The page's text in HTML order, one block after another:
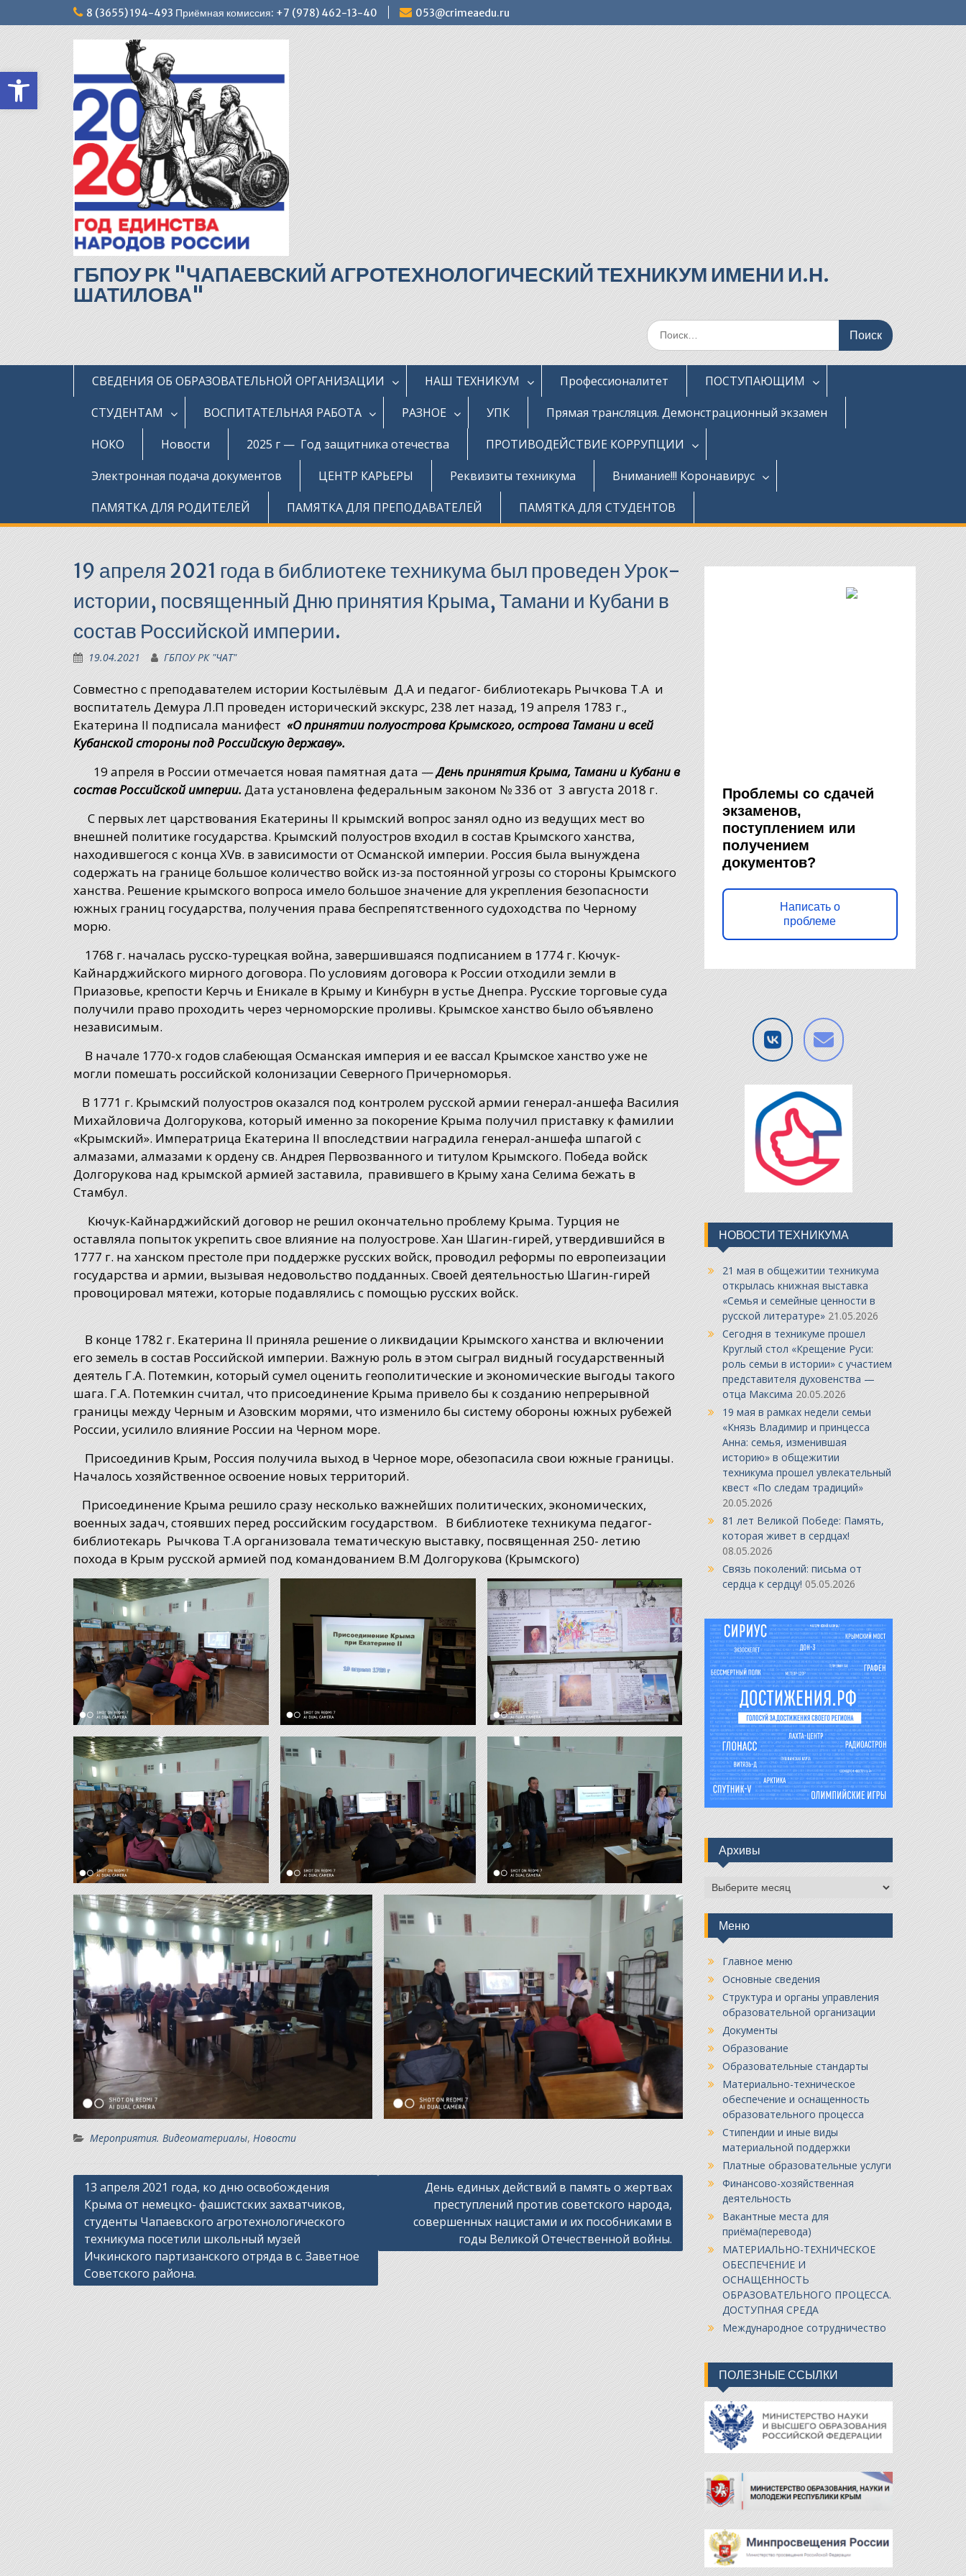
Открыть панель инструментов
к
содержимому
8 (3655) 194-493 Приёмная комиссия: +7 (978) 462-13-40 053@crimeaedu.ru
ГБПОУ РК "ЧАПАЕВСКИЙ АГРОТЕХНОЛОГИЧЕСКИЙ ТЕХНИКУМ ИМЕНИ И.Н.
ШАТИЛОВА"
Поиск
по:
СВЕДЕНИЯ ОБ ОБРАЗОВАТЕЛЬНОЙ ОРГАНИЗАЦИИ НАШ ТЕХНИКУМ Профессионалитет
ПОСТУПАЮЩИМ
СТУДЕНТАМ
ВОСПИТАТЕЛЬНАЯ РАБОТА РАЗНОЕ УПК
Прямая трансляция. Демонстрационный экзамен
НОКО
Новости 2025 г — Год защитника отечества
ПРОТИВОДЕЙСТВИЕ КОРРУПЦИИ
Электронная подача документов
ЦЕНТР КАРЬЕРЫ Реквизиты техникума
Внимание!!! Коронавирус
ПАМЯТКА ДЛЯ РОДИТЕЛЕЙ
ПАМЯТКА ДЛЯ ПРЕПОДАВАТЕЛЕЙ ПАМЯТКА ДЛЯ СТУДЕНТОВ
19 апреля 2021 года в библиотеке техникума был проведен Урок-
истории, посвященный Дню принятия Крыма, Тамани и Кубани в
состав Российской империи.
19.04.2021 ГБПОУ РК "ЧАТ"
Совместно с преподавателем истории Костылёвым Д.А и педагог- библиотекарь Рычкова Т.А и
воспитатель Демура Л.П проведен исторический экскурс, 238 лет назад, 19 апреля 1783 г.,
Екатерина II подписала манифест«О принятии полуострова Крымского, острова Тамани и всей
Кубанской стороны под Российскую державу».
19 апреля в России отмечается новая памятная дата —День принятия Крыма, Тамани и Кубани в
состав Российской империи.Дата установлена федеральным законом № 336 от 3 августа 2018 г.
С первых лет царствования Екатерины II крымский вопрос занял одно из ведущих мест во
внешней политике государства. Крымский полуостров входил в состав Крымского ханства,
находившегося с конца XVв. в зависимости от Османской империи. Россия была вынуждена
содержать на границе большое количество войск из-за постоянной угрозы со стороны Крымского
ханства. Решение крымского вопроса имело большое значение для укрепления безопасности
южных границ государства, получения права беспрепятственного судоходства по Черному
морю.
1768 г. началась русско-турецкая война, завершившаяся подписанием в 1774 г. Кючук-
Кайнарджийского мирного договора. По условиям договора к России отходили земли в
Приазовье, крепости Керчь и Еникале в Крыму и Кинбурн в устье Днепра. Русские торговые суда
получили право проходить через черноморские проливы. Крымское ханство было объявлено
независимым.
В начале 1770-х годов слабеющая Османская империя и ее вассал Крымское ханство уже не
могли помешать российской колонизации Северного Причерноморья.
В 1771 г. Крымский полуостров оказался под контролем русской армии генерал-аншефа Василия
Михайловича Долгорукова, который именно за покорение Крыма получил приставку к фамилии
«Крымский». Императрица Екатерина II впоследствии наградила генерал-аншефа шпагой с
алмазами, алмазами к ордену св. Андрея Первозванного и титулом Крымского. Победа войск
Долгорукова над крымской армией заставила, правившего в Крыму хана Селима бежать в
Стамбул.
Кючук-Кайнарджийский договор не решил окончательно проблему Крыма. Турция не
оставляла попыток укрепить свое влияние на полуострове. Хан Шагин-гирей, утвердившийся в
1777 г. на ханском престоле при поддержке русских войск, проводил реформы по европеизации
государства и армии, вызывая недовольство подданных. Своей деятельностью Шагин-гирей
провоцировал мятежи, которые подавлялись с помощью русских войск.
В конце 1782 г. Екатерина II приняла решение о ликвидации Крымского ханства и включении
его земель в состав Российской империи. Важную роль в этом сыграл видный государственный
деятель Г.А. Потемкин, который сумел оценить геополитические и экономические выгоды такого
шага. Г.А. Потемкин считал, что присоединение Крыма привело бы к созданию непрерывной
границы между Черным и Азовским морями, что изменило бы систему обороны южных рубежей
России, усилило влияние России на Черном море.
Присоединив Крым, Россия получила выход в Черное море, обезопасила свои южные границы.
Началось хозяйственное освоение новых территорий.
Присоединение Крыма решило сразу несколько важнейших политических, экономических,
военных задач, стоявших перед российским государством. В библиотеке техникума педагог-
библиотекарь Рычкова Т.А организовала тематическую выставку, посвященная 250- летию
похода в Крым русской армией под командованием В.М Долгорукова (Крымского)
Мероприятия. Видеоматериалы,Новости
Навигация
по
записям
13 апреля 2021 года, ко дню освобождения
Крыма от немецко- фашистских захватчиков,
студенты Чапаевского агротехнологического
техникума посетили школьный музей
Ичкинского партизанского отряда в с. Заветное
Советского района.
День единых действий в память о жертвах
преступлений против советского народа,
совершенных нацистами и их пособниками в
годы Великой Отечественной войны.
Проблемы со сдачей
экзаменов,
поступлением или
получением
документов?
Написать о
проблеме
НОВОСТИ ТЕХНИКУМА
21 мая в общежитии техникума
открылась книжная выставка
«Семья и семейные ценности в
русской литературе» 21.05.2026
Сегодня в техникуме прошел
Круглый стол «Крещение Руси:
роль семьи в истории» с участием
представителя духовенства —
отца Максима 20.05.2026
19 мая в рамках недели семьи
«Князь Владимир и принцесса
Анна: семья, изменившая
историю» в общежитии
техникума прошел увлекательный
квест «По следам традиций»
20.05.2026
81 лет Великой Победе: Память,
которая живет в сердцах!
08.05.2026
Связь поколений: письма от
сердца к сердцу! 05.05.2026
Архивы
Архивы
Меню
Главное меню
Основные сведения
Структура и органы управления
образовательной организации
Документы
Образование
Образовательные стандарты
Материально-техническое
обеспечение и оснащенность
образовательного процесса
Стипендии и иные виды
материальной поддержки
Платные образовательные услуги
Финансово-хозяйственная
деятельность
Вакантные места для
приёма(перевода)
МАТЕРИАЛЬНО-ТЕХНИЧЕСКОЕ
ОБЕСПЕЧЕНИЕ И
ОСНАЩЕННОСТЬ
ОБРАЗОВАТЕЛЬНОГО ПРОЦЕССА.
ДОСТУПНАЯ СРЕДА
Международное сотрудничество
ПОЛЕЗНЫЕ ССЫЛКИ